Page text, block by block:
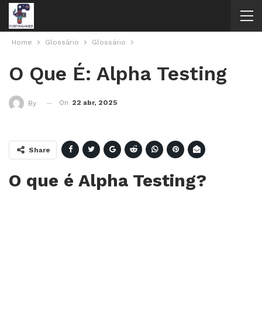
Home Glossário Glossário
O Que É: Alpha Testing
By On 22 abr, 2025
Share
O que é Alpha Testing?